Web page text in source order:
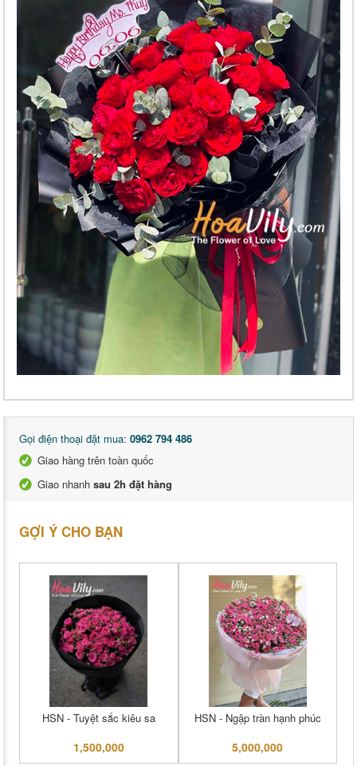
Gọi điện thoại đặt mua: 0962 794 486
Giao hàng trên toàn quốc
Giao nhanh sau 2h đặt hàng
GỢI Ý CHO BẠN
HSN - Tuyệt sắc kiêu sa
1,500,000
HSN - Ngập tràn hạnh phúc
5,000,000